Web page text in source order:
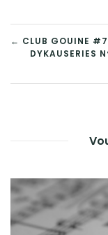
DE
← CLUB GOUINE #7
DYKAUSERIES